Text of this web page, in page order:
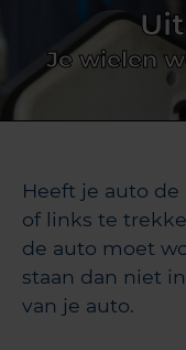
Je wielen
Heeft je auto
of links te
de auto moet
staan dan niet
van je auto.